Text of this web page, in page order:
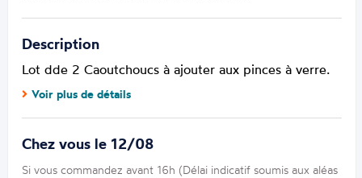
Description
Lot dde 2 Caoutchoucs à ajouter aux pinces à verre.
Voir plus de détails
Chez vous le 12/08
Si vous commandez avant 16h (Délai indicatif soumis aux aléas